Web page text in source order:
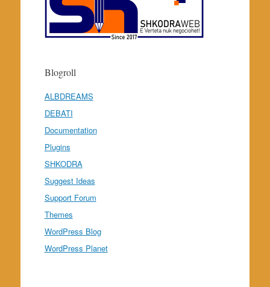
Blogroll
ALBDREAMS
DEBATI
Documentation
Plugins
SHKODRA
Suggest Ideas
Support Forum
Themes
WordPress Blog
WordPress Planet